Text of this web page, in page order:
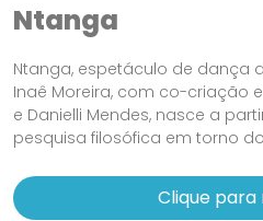
Ntanga
Ntanga, espetáculo de dança
Inaê Moreira, com co-criação
e Danielli Mendes, nasce a
pesquisa filosófica em torno
Clique